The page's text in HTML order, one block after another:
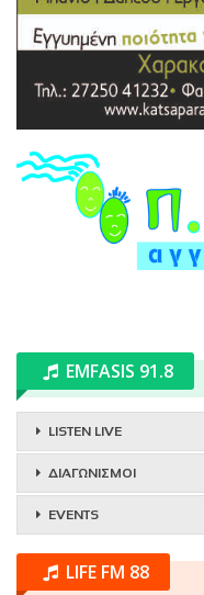
EMFASIS 91.8
LISTEN LIVE
ΔΙΑΓΩΝΙΣΜΟΙ
EVENTS
LIFE FM 88